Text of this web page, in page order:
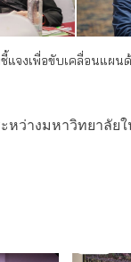
แจงเพื่อขับเคลื่อนแผ
หว่างมหาวิทยาลั